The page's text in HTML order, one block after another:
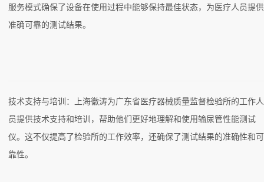
服务模式确保了设备在使用过程中能够保持最佳状态，为医疗人员提供
准确可靠的测试结果。
技术支持与培训：上海徽涛为广东省医疗器械质量监督检验所的工作人
员提供技术支持和培训，帮助他们更好地理解和使用输尿管性能测试
仪。这不仅提高了检验所的工作效率，还确保了测试结果的准确性和可
靠性。